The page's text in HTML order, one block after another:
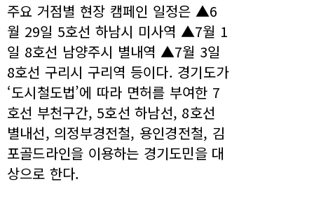
주요 거점별 현장 캠페인 일정은 ▲6
월 29일 5호선 하남시 미사역 ▲7월 1
일 8호선 남양주시 별내역 ▲7월 3일
8호선 구리시 구리역 등이다. 경기도가
‘도시철도법’에 따라 면허를 부여한 7
호선 부천구간, 5호선 하남선, 8호선
별내선, 의정부경전철, 용인경전철, 김
포골드라인을 이용하는 경기도민을 대
상으로 한다.